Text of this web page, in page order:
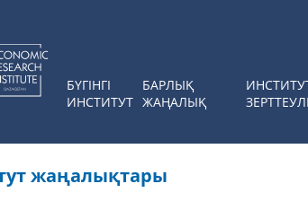
БҮГІНГІ
ИНСТИТУТ
БАРЛЫҚ
ЖАҢАЛЫҚ
жаңалықтары